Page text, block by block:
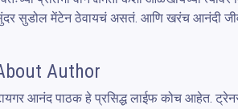
सुडोल मेंटेन ठेवायचं असतं. आणि खरंच आनंदी
Author
आनंद पाठक हे प्रसिद्ध लाईफ कोच आहेत.